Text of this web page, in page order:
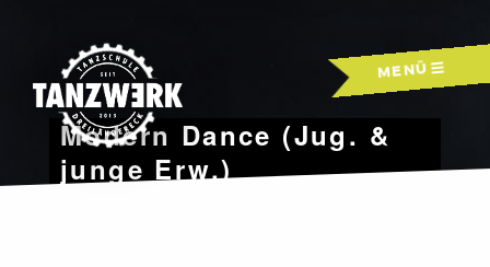
MENÜ
Modern Dance (Jug. &
junge Erw.)